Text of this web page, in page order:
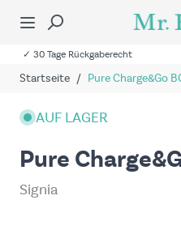
✓ 30 Tage Rückgaberecht
Startseite / Pure Charge&Go
Pure
Signia
AUF LAGER